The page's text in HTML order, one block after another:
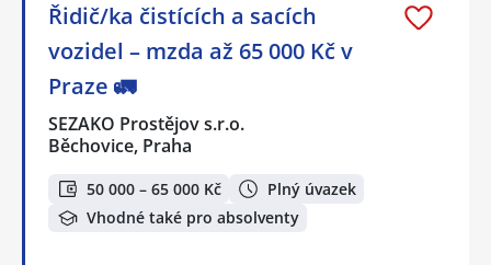
Řidič/ka čistících a sacích
vozidel – mzda až 65 000 Kč v
Praze 🚛
SEZAKO Prostějov s.r.o.
Běchovice, Praha
50 000 – 65 000 Kč
Plný úvazek
Vhodné také pro absolventy